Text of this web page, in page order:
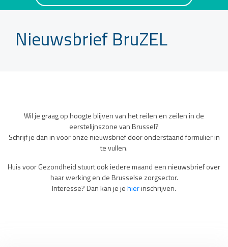
Nieuwsbrief BruZEL
Wil je graag op hoogte blijven van het reilen en zeilen in de
eerstelijnszone van Brussel?
Schrijf je dan in voor onze nieuwsbrief door onderstaand formulier in
te vullen.
Huis voor Gezondheid stuurt ook iedere maand een nieuwsbrief over
haar werking en de Brusselse zorgsector.
Interesse? Dan kan je je hier inschrijven.